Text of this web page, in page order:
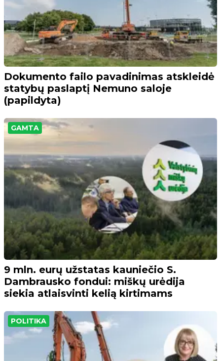
Dokumento failo pavadinimas atskleidė
statybų paslaptį Nemuno saloje
(papildyta)
GAMTA
9 mln. eurų užstatas kauniečio S.
Dambrausko fondui: miškų urėdija
siekia atlaisvinti kelią kirtimams
POLITIKA